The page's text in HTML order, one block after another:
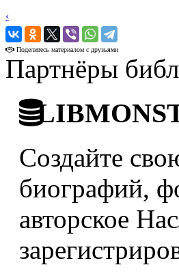
‹
›
Поделитесь материалом с друзьями
Партнёры
Создайте
биографий,
авторское